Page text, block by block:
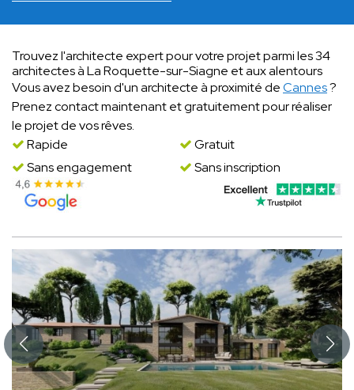
Trouvez l'architecte expert pour votre projet parmi les 34
architectes à La Roquette-sur-Siagne et aux alentours
Vous avez besoin d'un architecte à proximité deCannes?
Prenez contact maintenant et gratuitement pour réaliser
le projet de vos rêves.
Rapide
Gratuit
Sans engagement
Sans inscription